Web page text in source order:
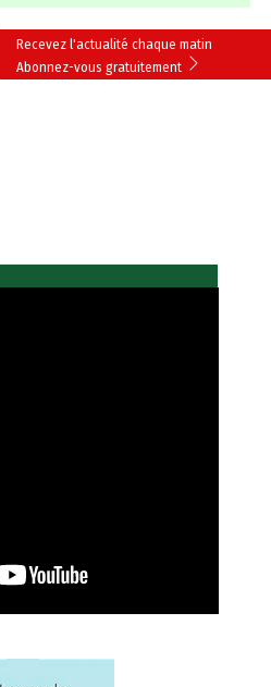
Recevez l'actualité chaque matin
Abonnez-vous gratuitement